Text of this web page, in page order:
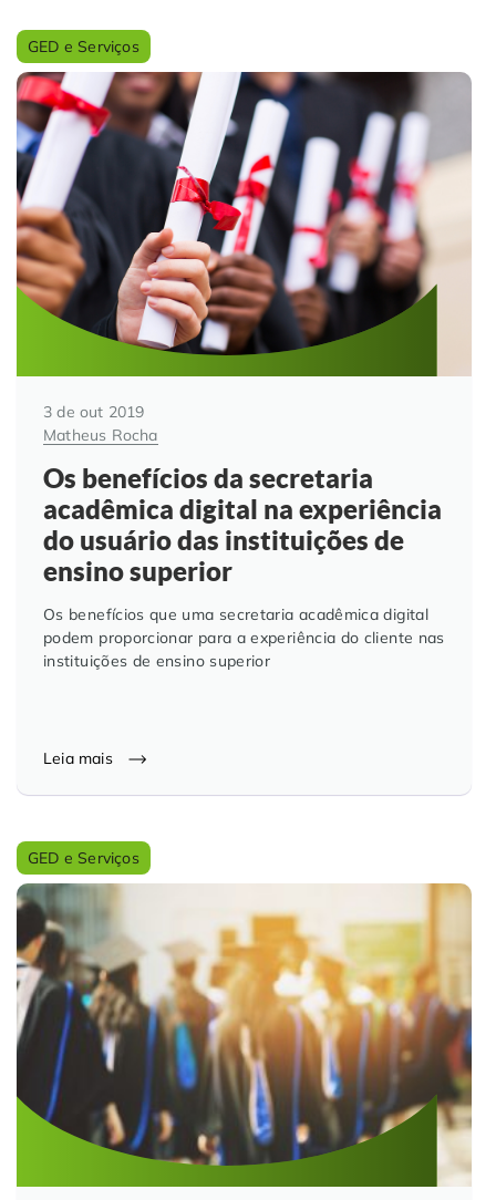
GED e Serviços
3 de out 2019
Matheus Rocha
Os benefícios da secretaria
acadêmica digital na experiência
do usuário das instituições de
ensino superior
Os benefícios que uma secretaria acadêmica digital
podem proporcionar para a experiência do cliente nas
instituições de ensino superior
Leia mais
GED e Serviços